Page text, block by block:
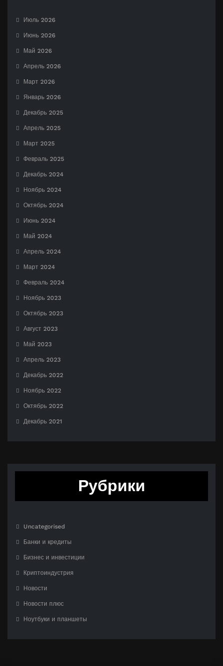
Июль 2026
Июнь 2026
Май 2026
Апрель 2026
Март 2026
Январь 2026
Декабрь 2025
Апрель 2025
Март 2025
Февраль 2025
Декабрь 2024
Ноябрь 2024
Октябрь 2024
Июнь 2024
Май 2024
Апрель 2024
Март 2024
Февраль 2024
Ноябрь 2023
Октябрь 2023
Август 2023
Май 2023
Апрель 2023
Декабрь 2022
Ноябрь 2022
Октябрь 2022
Декабрь 2021
Рубрики
Uncategorised
Банки и кредиты
Бизнес и инвестиции
Криптоиндустрия
Новости
Новости плюс
Ноутбуки и планшеты